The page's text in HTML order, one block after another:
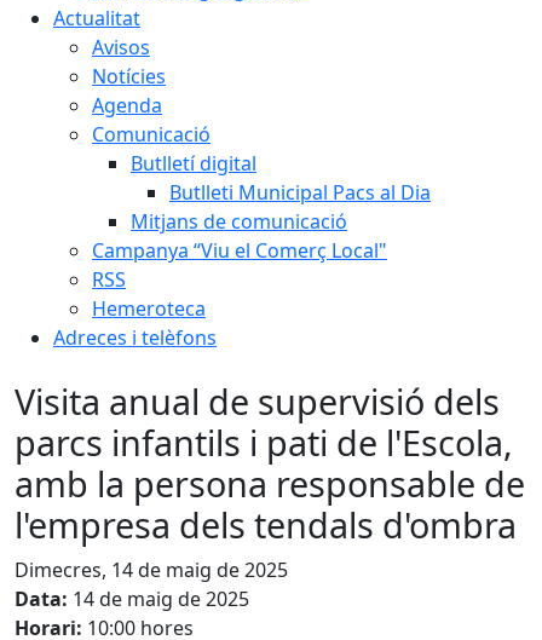
Actualitat
Avisos
Notícies
Agenda
Comunicació
Butlletí digital
Butlleti Municipal Pacs al Dia
Mitjans de comunicació
Campanya “Viu el Comerç Local"
RSS
Hemeroteca
Adreces i telèfons
Visita anual de supervisió dels
parcs infantils i pati de l'Escola,
amb la persona responsable de
l'empresa dels tendals d'ombra
Dimecres, 14 de maig de 2025
Data: 14 de maig de 2025
Horari: 10:00 hores